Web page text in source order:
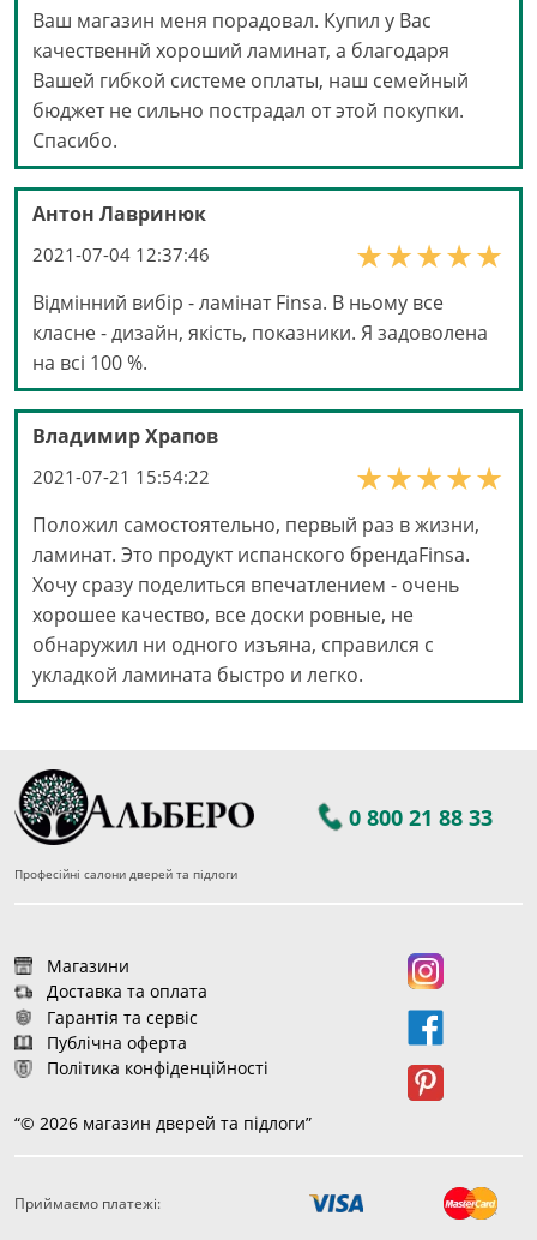
1
Ваш магазин меня порадовал. Купил у Вас
качественнй хороший ламинат, а благодаря
Вашей гибкой системе оплаты, наш семейный
бюджет не сильно пострадал от этой покупки.
Спасибо.
Антон Лавринюк
2021-07-04 12:37:46
Відмінний вибір - ламінат Finsa. В ньому все
класне - дизайн, якість, показники. Я задоволена
на всі 100 %.
Владимир Храпов
2021-07-21 15:54:22
Положил самостоятельно, первый раз в жизни,
ламинат. Это продукт испанского брендаFinsa.
Хочу сразу поделиться впечатлением - очень
хорошее качество, все доски ровные, не
обнаружил ни одного изъяна, справился с
укладкой ламината быстро и легко.
0 800 21 88 33
Професійні салони дверей та підлоги
Магазини
Доставка та оплата
Гарантія та сервіс
Публічна оферта
Політика конфіденційності
“© 2026 магазин дверей та підлоги”
Приймаємо платежі: